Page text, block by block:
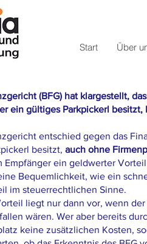
Start Über
(BFG) hat klargestellt,
ein gültiges Parkpickerl besitzt,
entschied gegen das
besitzt, auch ohne
Empfänger ein geldwerter
Bequemlichkeit, wie ein
im steuerrechtlichen Sinne.
liegt nur dann vor, wenn
wären. Wer aber bereits
keine zusätzlichen Kosten,